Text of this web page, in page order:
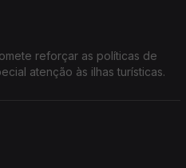
reforçar as políticas de
atenção às ilhas turísticas.